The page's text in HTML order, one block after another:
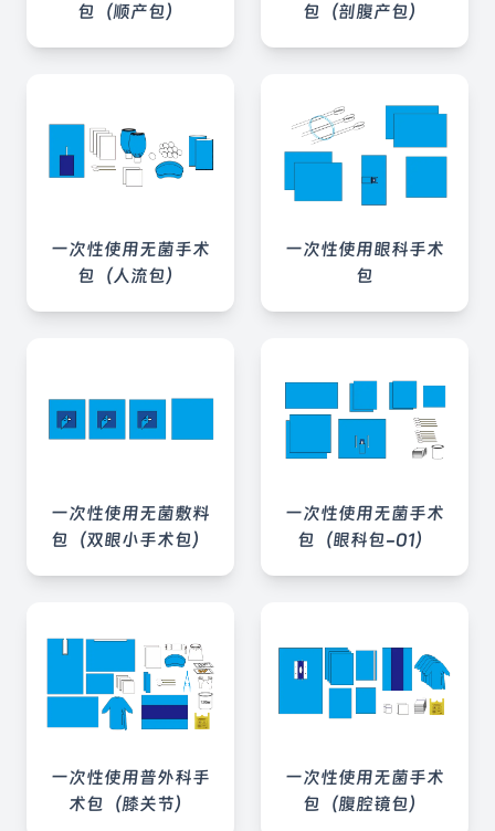
包（顺产包）
包（剖腹产包）
一次性使用无菌手术
包（人流包）
一次性使用眼科手术
包
一次性使用无菌敷料
包（双眼小手术包）
一次性使用无菌手术
包（眼科包-01）
一次性使用普外科手
术包（膝关节）
一次性使用无菌手术
包（腹腔镜包）